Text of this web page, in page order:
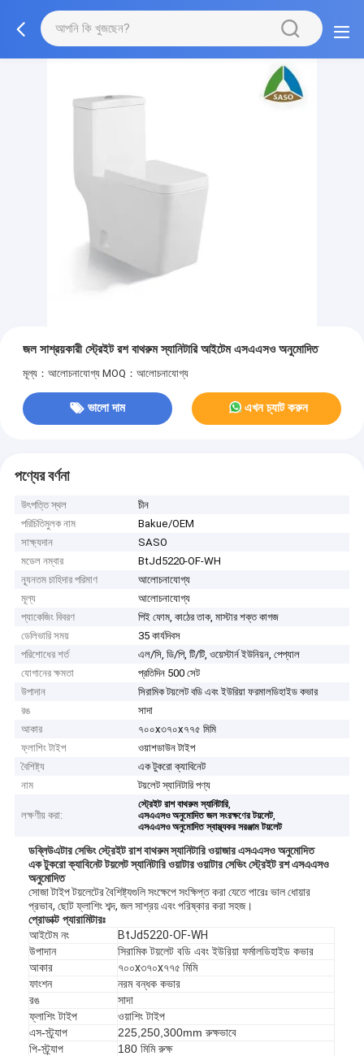
জল সাশ্রয়কারী স্ট্রেইট রশ বাথরুম স্যানিটারি আইটেম এসএএসও অনুমোদিত
মূল্য：আলোচনাযোগ্য MOQ：আলোচনাযোগ্য
ভালো দাম এখন চ্যাট করুন
পণ্যের বর্ণনা
উৎপত্তি স্থল
চীন
পরিচিতিমুলক নাম
Bakue/OEM
সাক্ষ্যদান
SASO
মডেল নম্বার
BtJd5220-OF-WH
ন্যূনতম চাহিদার পরিমাণ
আলোচনাযোগ্য
মূল্য
আলোচনাযোগ্য
প্যাকেজিং বিবরণ
পিই ফোম, কাঠের তাক, মাস্টার শক্ত কাগজ
ডেলিভারি সময়
35 কার্যদিবস
পরিশোধের শর্ত
এল/সি, ডি/পি, টি/টি, ওয়েস্টার্ন ইউনিয়ন, পেপ্যাল
যোগানের ক্ষমতা
প্রতিদিন 500 সেট
উপাদান
সিরামিক টয়লেট বডি এবং ইউরিয়া ফরমালডিহাইড কভার
রঙ
সাদা
আকার
৭০০x৩৭০x৭৭৫ মিমি
ফ্লাশিং টাইপ
ওয়াশডাউন টাইপ
বৈশিষ্ট্য
এক টুকরো ক্যাবিনেট
নাম
টয়লেট স্যানিটারি পণ্য
লক্ষণীয় করা:
স্ট্রেইট রাশ বাথরুম স্যানিটারি,
এসএএসও অনুমোদিত জল সংরক্ষণের টয়লেট,
এসএএসও অনুমোদিত স্বাস্থ্যকর সরঞ্জাম টয়লেট
ডব্লিউএটার সেভিং স্ট্রেইট রাশ বাথরুম স্যানিটারি ওয়াজার এসএএসও অনুমোদিত
এক টুকরো ক্যাবিনেট টয়লেট স্যানিটারি ওয়াটার ওয়াটার সেভিং স্ট্রেইট রশ এসএএসও
অনুমোদিত
সোজা টাইপ টয়লেটের বৈশিষ্ট্যগুলি সংক্ষেপে সংক্ষিপ্ত করা যেতে পারেঃ ভাল ধোয়ার
প্রভাব, ছোট ফ্লাশিং শব্দ, জল সাশ্রয় এবং পরিষ্কার করা সহজ।
প্রোডাক্ট প্যারামিটারঃ
আইটেম নং
BtJd5220-OF-WH
উপাদান
সিরামিক টয়লেট বডি এবং ইউরিয়া ফর্মালডিহাইড কভার
আকার
৭০০x৩৭০x৭৭৫ মিমি
ফাংশন
নরম বন্ধক কভার
রঙ
সাদা
ফ্লাশিং টাইপ
ওয়াশিং টাইপ
এস-স্ট্র্যাপ
225,250,300mm রুক্ষভাবে
পি-স্ট্র্যাপ
180 মিমি রুক্ষ